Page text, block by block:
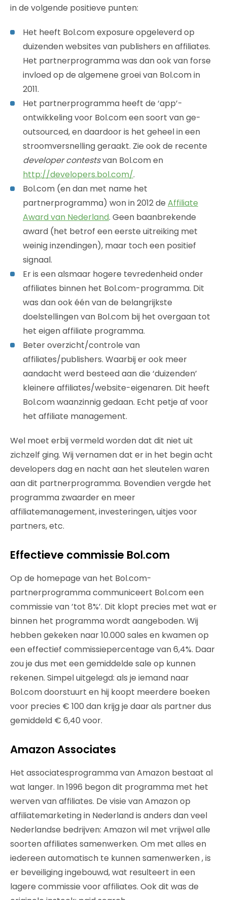
in de volgende positieve punten:
Het heeft Bol.com exposure opgeleverd op
duizenden websites van publishers en affiliates.
Het partnerprogramma was dan ook van forse
invloed op de algemene groei van Bol.com in
2011.
Het partnerprogramma heeft de ‘app’-
ontwikkeling voor Bol.com een soort van ge-
outsourced, en daardoor is het geheel in een
stroomversnelling geraakt. Zie ook de recente
developer contestsvan Bol.com en
http://developers.bol.com/.
Bol.com (en dan met name het
partnerprogramma) won in 2012 de Affiliate
Award van Nederland. Geen baanbrekende
award (het betrof een eerste uitreiking met
weinig inzendingen), maar toch een positief
signaal.
Er is een alsmaar hogere tevredenheid onder
affiliates binnen het Bol.com-programma. Dit
was dan ook één van de belangrijkste
doelstellingen van Bol.com bij het overgaan tot
het eigen affiliate programma.
Beter overzicht/controle van
affiliates/publishers. Waarbij er ook meer
aandacht werd besteed aan die ‘duizenden’
kleinere affiliates/website-eigenaren. Dit heeft
Bol.com waanzinnig gedaan. Echt petje af voor
het affiliate management.
Wel moet erbij vermeld worden dat dit niet uit
zichzelf ging. Wij vernamen dat er in het begin acht
developers dag en nacht aan het sleutelen waren
aan dit partnerprogramma. Bovendien vergde het
programma zwaarder en meer
affiliatemanagement, investeringen, uitjes voor
partners, etc.
Effectieve commissie Bol.com
Op de homepage van het Bol.com-
partnerprogramma communiceert Bol.com een
commissie van ’tot 8%’. Dit klopt precies met wat er
binnen het programma wordt aangeboden. Wij
hebben gekeken naar 10.000 sales en kwamen op
een effectief commissiepercentage van 6,4%. Daar
zou je dus met een gemiddelde sale op kunnen
rekenen. Simpel uitgelegd: als je iemand naar
Bol.com doorstuurt en hij koopt meerdere boeken
voor precies € 100 dan krijg je daar als partner dus
gemiddeld € 6,40 voor.
Amazon Associates
Het associatesprogramma van Amazon bestaat al
wat langer. In 1996 begon dit programma met het
werven van affiliates. De visie van Amazon op
affiliatemarketing in Nederland is anders dan veel
Nederlandse bedrijven: Amazon wil met vrijwel alle
soorten affiliates samenwerken. Om met alles en
iedereen automatisch te kunnen samenwerken , is
er beveiliging ingebouwd, wat resulteert in een
lagere commissie voor affiliates. Ook dit was de